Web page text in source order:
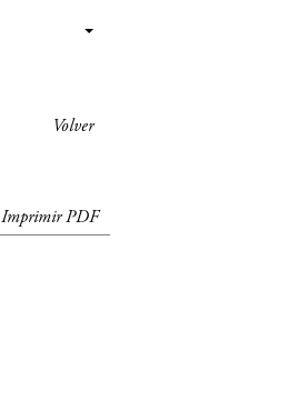
Volver
Imprimir PDF